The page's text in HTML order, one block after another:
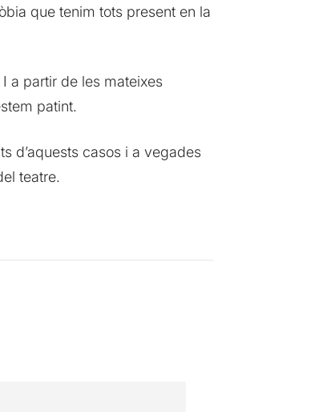
que tenim tots present en la
a partir de les mateixes
patint.
d’aquests casos i a vegades
teatre.